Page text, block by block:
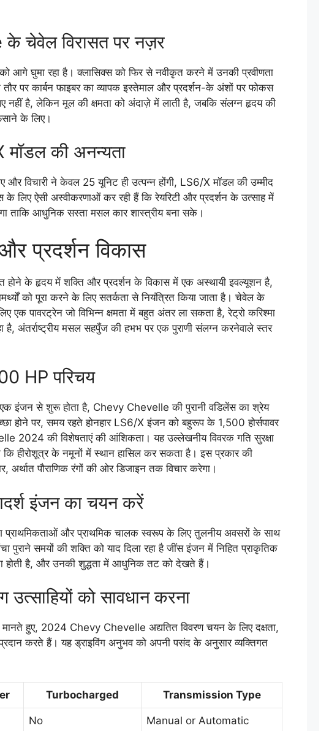
चेवेल विरासत पर नज़र
घुमा रहा है। क्लासिक्स को फिर से नवीकृत करने में उनकी प्रवीणता
पर कार्बन फाइबर का व्यापक इस्तेमाल और प्रदर्शन-के अंशों पर फोकस
नहीं है, लेकिन मूल की क्षमता को अंदाज़े में लाती है, जबकि संलग्न हृदय की
के लिए।
मॉडल की अनन्यता
और विचारी ने केवल 25 यूनिट ही उत्पन्न होंगी, LS6/X मॉडल की उम्मीद
ऐसी अस्वीकरणाओं कर रही हैं कि रेयरिटी और प्रदर्शन के उत्साह में
ताकि आधुनिक सस्ता मसल कार शास्त्रीय बना सके।
प्रदर्शन विकास
के हृदय में शक्ति और प्रदर्शन के विकास में एक अस्थायी इवल्यूशन है,
को पूरा करने के लिए सतर्कता से नियंत्रित किया जाता है। चेवेल के
एक पावरट्रेन जो विभिन्न क्षमता में बहुत अंतर ला सकता है, रेट्रो करिश्मा
है, अंतर्राष्ट्रीय मसल सहपुँज की हभभ पर एक पुराणी संलग्न करनेवाले स्तर
HP परिचय
इंजन से शुरू होता है, Chevy Chevelle की पुरानी वडिलेंस का श्रेय
होने पर, समय रहते होनहार LS6/X इंजन को बहुरूप के 1,500 होर्सपावर
2024 की विशेषताएं की आंशिकता। यह उल्लेखनीय विवरक गति सुरक्षा
हीरोशूत्र के नमूनों में स्थान हासिल कर सकता है। इस प्रकार की
पौराणिक रंगों की ओर डिजाइन तक विचार करेगा।
इंजन का चयन करें
प्राथमिकताओं और प्राथमिक चालक स्वरूप के लिए तुलनीय अवसरों के साथ
पुराने समयों की शक्ति को याद दिला रहा है जींस इंजन में निहित प्राकृतिक
है, और उनकी शुद्धता में आधुनिक तट को देखते हैं।
उत्साहियों को सावधान करना
मानते हुए, 2024 Chevy Chevelle अद्यतित विवरण चयन के लिए दक्षता,
करते हैं। यह ड्राइविंग अनुभव को अपनी पसंद के अनुसार व्यक्तिगत
Turbocharged Transmission Type
No Manual or Automatic